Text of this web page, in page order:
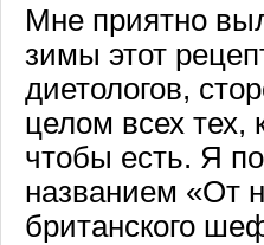
Мне приятно
зимы этот
диетологов,
целом всех тех,
чтобы есть. Я
названием «От
британского